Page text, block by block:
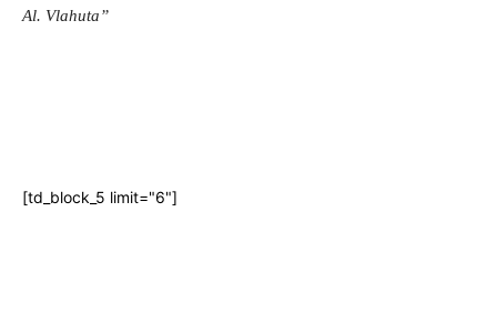
Al. Vlahuta”
[td_block_5 limit="6"]